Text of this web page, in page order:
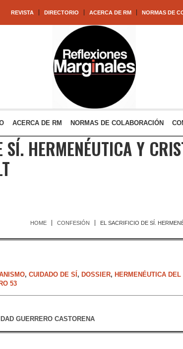
REVISTA DIRECTORIO ACERCA DE RM NORMAS DE
ACERCA DE RM NORMAS DE COLABORACIÓN
SÍ. HERMENÉUTICA Y
HOME CONFESIÓN EL SACRIFICIO DE SÍ.
, CUIDADO DE SÍ , DOSSIER, HERMENÉUTICA DEL
53
GUERRERO CASTORENA